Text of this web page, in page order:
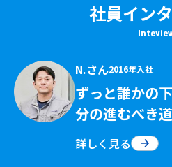
社員イン
N.さん2016年入社
ずっと誰かの
分の進むべき
詳しく見る